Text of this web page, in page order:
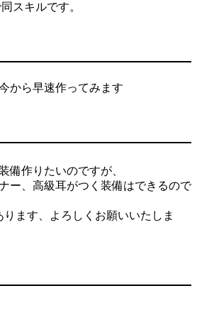
スキルです。
から早速作ってみます
備作りたいのですが、
ー、高級耳がつく装備はできるので
ります、よろしくお願いいたしま